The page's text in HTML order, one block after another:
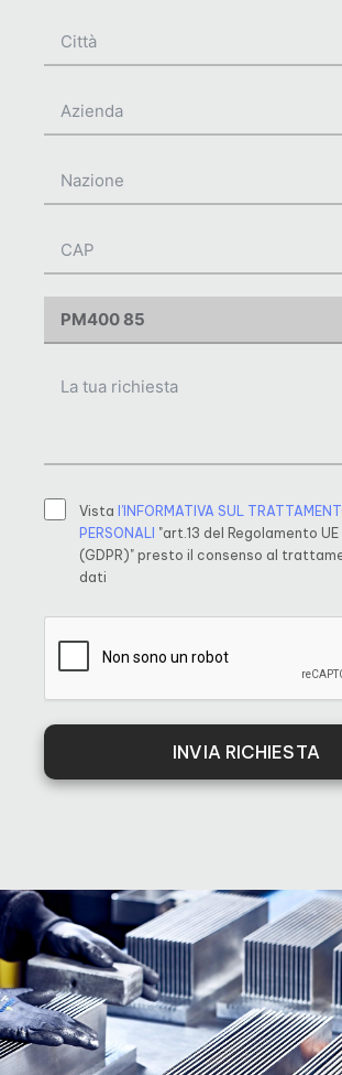
Vista l’INFORMATIVA SUL
PERSONALI "art.13 del Regolamento
(GDPR)" presto il consenso al
dati
INVIA RICHIESTA